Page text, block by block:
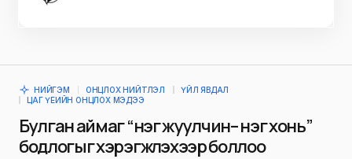
НИЙГЭМ ОНЦЛОХ НИЙТЛЭЛ
ҮЙЛ ЯВДАЛ
ЦАГ ҮЕИЙН ОНЦЛОХ МЭДЭЭ
Булган аймаг “нэг жуулчин– нэг хонь”
бодлогыг хэрэгжүүлэхээр боллоо